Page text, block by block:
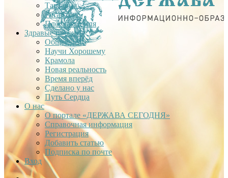
Тартария
Гиганты
Плоская Земля
Здравые проекты
Общее дело
Научи Хорошему
Крамола
Новая реальность
Время вперёд
Сделано у нас
Путь Сердца
О нас
О портале «ДЕРЖАВА СЕГОДНЯ»
Справочная информация
Регистрация
Добавить статью
Подписка по почте
Вход